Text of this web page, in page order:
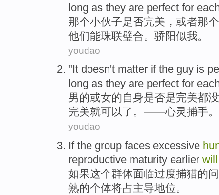
long as they are perfect for
那个小伙子是否完美 ， 或者那
他们能珠联璧合。骄阳似我。
youdao
"It doesn't matter if the guy is
long as they are perfect for
男的或女的 自身是否是完美都
完美就可以了。——心灵捕手。
youdao
If the group faces excessive
reproductive maturity earlier will
如果这个群体面临过度捕猎的
熟的个体将占主导地位。